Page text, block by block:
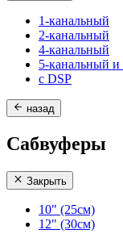
1-канальный
2-канальный
4-канальный
5-канальный и
с DSP
назад
Сабвуферы
Закрыть
10" (25см)
12" (30см)